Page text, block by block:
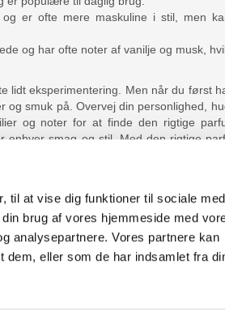
til at vise dig funktioner til sociale
brug af vores hjemmeside med
analysepartnere. Vores partnere kan
dem, eller som de har indsamlet fra
er ofte mere maskuline i stil, men
og har ofte noter af vanilje og musk,
eksperimentering. Men når du først
smuk på. Overvej din personlighed,
og noter for at finde den rigtige
enhver smag og stil. Med den rigtige
Generelle henvendelser:
kontakt@fcomputer.dk
Service- og reklamationsafdelingen: